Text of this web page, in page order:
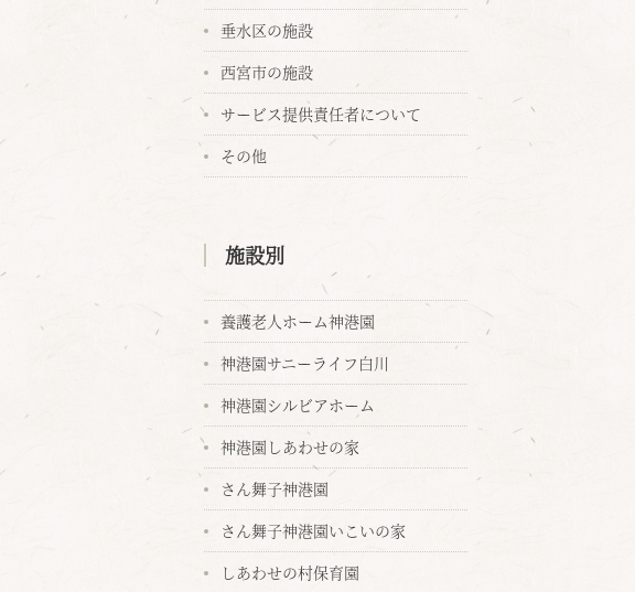
垂水区の施設
西宮市の施設
サービス提供責任者について
その他
施設別
養護老人ホーム神港園
神港園サニーライフ白川
神港園シルビアホーム
神港園しあわせの家
さん舞子神港園
さん舞子神港園いこいの家
しあわせの村保育園